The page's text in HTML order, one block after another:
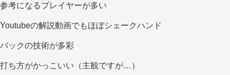
参考になるプレイヤーが多い
Youtubeの解説動画でもほぼシェークハンド
バックの技術が多彩
打ち方がかっこいい（主観ですが…）